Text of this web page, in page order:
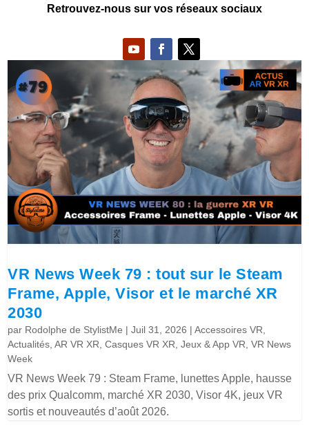
Retrouvez-nous sur vos réseaux sociaux
VR News Week 79 : tout sur le Steam
Frame, Apple, Visor et le marché XR
2030
par Rodolphe de StylistMe |Juil 31, 2026 |Accessoires VR
Actualités ,AR VR XR ,Casques VR XR ,Jeux & App VR ,VR News
Week
VR News Week 79 : Steam Frame, lunettes Apple, hausse
des prix Qualcomm, marché XR 2030, Visor 4K, jeux VR
sortis et nouveautés d’août 2026.